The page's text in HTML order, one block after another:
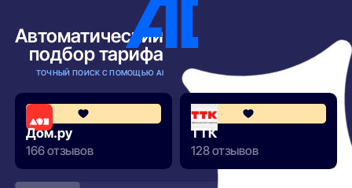
Автоматический
подбор тарифа
ТОЧНЫЙ ПОИСК С ПОМОЩЬЮ AI
4.3
Дом.ру
166 отзывов
ТТК
128 отзывов